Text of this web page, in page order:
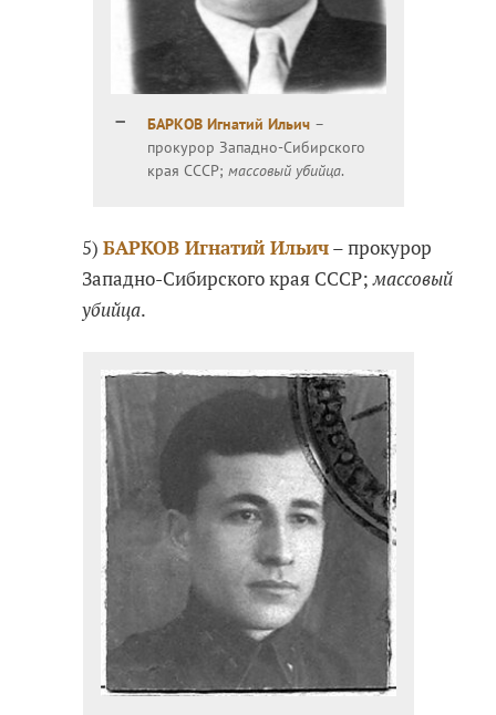
БАРКОВ Игнатий Ильич –
прокурор Западно-Сибирского
края СССР; массовый убийца.
5)БАРКОВ Игнатий Ильич– прокурор
Западно-Сибирского края СССР;массовый
убийца.